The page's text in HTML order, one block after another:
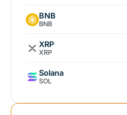
BNB
BNB
XRP
XRP
Solana
SOL